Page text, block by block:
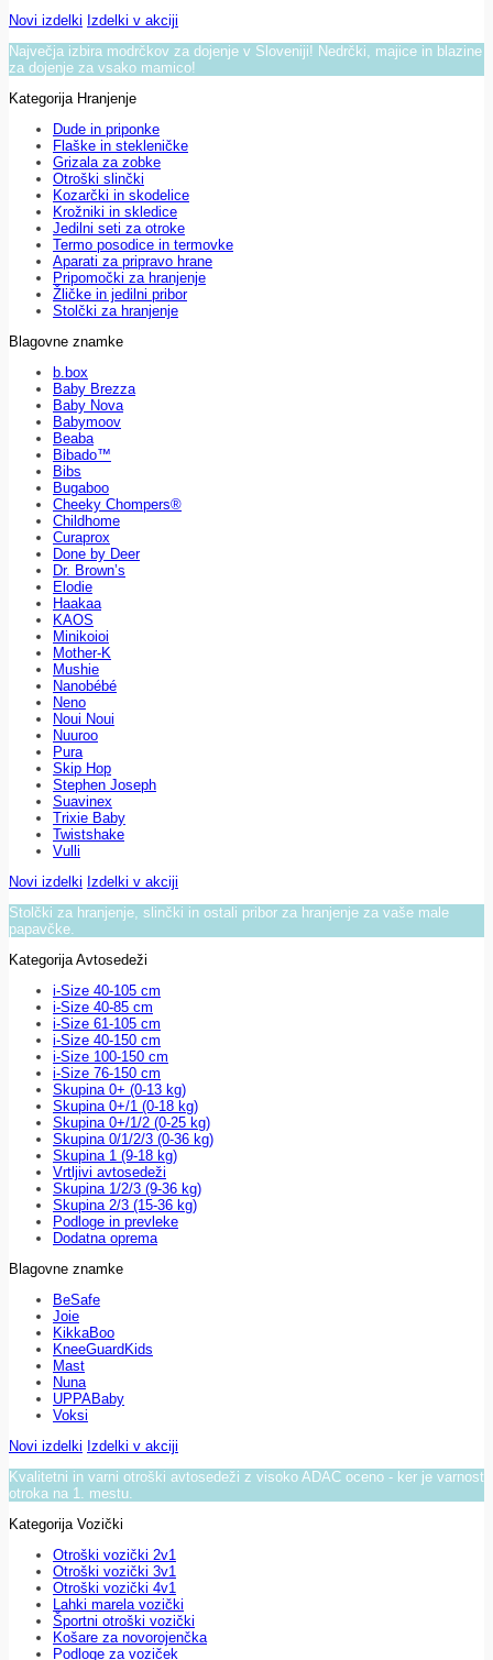
Novi izdelki Izdelki v akciji
Največja izbira modrčkov za dojenje v Sloveniji! Nedrčki, majice in blazine
za dojenje za vsako mamico!
Kategorija Hranjenje
Dude in priponke
Flaške in stekleničke
Grizala za zobke
Otroški slinčki
Kozarčki in skodelice
Krožniki in skledice
Jedilni seti za otroke
Termo posodice in termovke
Aparati za pripravo hrane
Pripomočki za hranjenje
Žličke in jedilni pribor
Stolčki za hranjenje
Blagovne znamke
b.box
Baby Brezza
Baby Nova
Babymoov
Beaba
Bibado™
Bibs
Bugaboo
Cheeky Chompers®
Childhome
Curaprox
Done by Deer
Dr. Brown’s
Elodie
Haakaa
KAOS
Minikoioi
Mother-K
Mushie
Nanobébé
Neno
Noui Noui
Nuuroo
Pura
Skip Hop
Stephen Joseph
Suavinex
Trixie Baby
Twistshake
Vulli
Novi izdelki Izdelki v akciji
Stolčki za hranjenje, slinčki in ostali pribor za hranjenje za vaše male
papavčke.
Kategorija Avtosedeži
i-Size 40-105 cm
i-Size 40-85 cm
i-Size 61-105 cm
i-Size 40-150 cm
i-Size 100-150 cm
i-Size 76-150 cm
Skupina 0+ (0-13 kg)
Skupina 0+/1 (0-18 kg)
Skupina 0+/1/2 (0-25 kg)
Skupina 0/1/2/3 (0-36 kg)
Skupina 1 (9-18 kg)
Vrtljivi avtosedeži
Skupina 1/2/3 (9-36 kg)
Skupina 2/3 (15-36 kg)
Podloge in prevleke
Dodatna oprema
Blagovne znamke
BeSafe
Joie
KikkaBoo
KneeGuardKids
Mast
Nuna
UPPABaby
Voksi
Novi izdelki Izdelki v akciji
Kvalitetni in varni otroški avtosedeži z visoko ADAC oceno - ker je varnost
otroka na 1. mestu.
Kategorija Vozički
Otroški vozički 2v1
Otroški vozički 3v1
Otroški vozički 4v1
Lahki marela vozički
Športni otroški vozički
Košare za novorojenčka
Podloge za voziček